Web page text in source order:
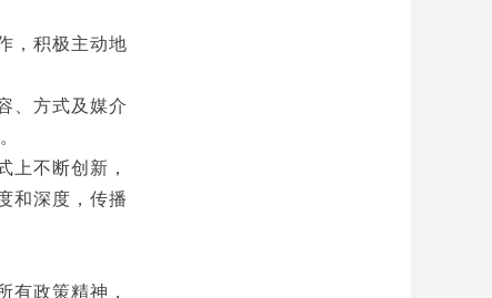
，积极主动地
、方式及媒介
上不断创新，
和深度，传播
有政策精神，